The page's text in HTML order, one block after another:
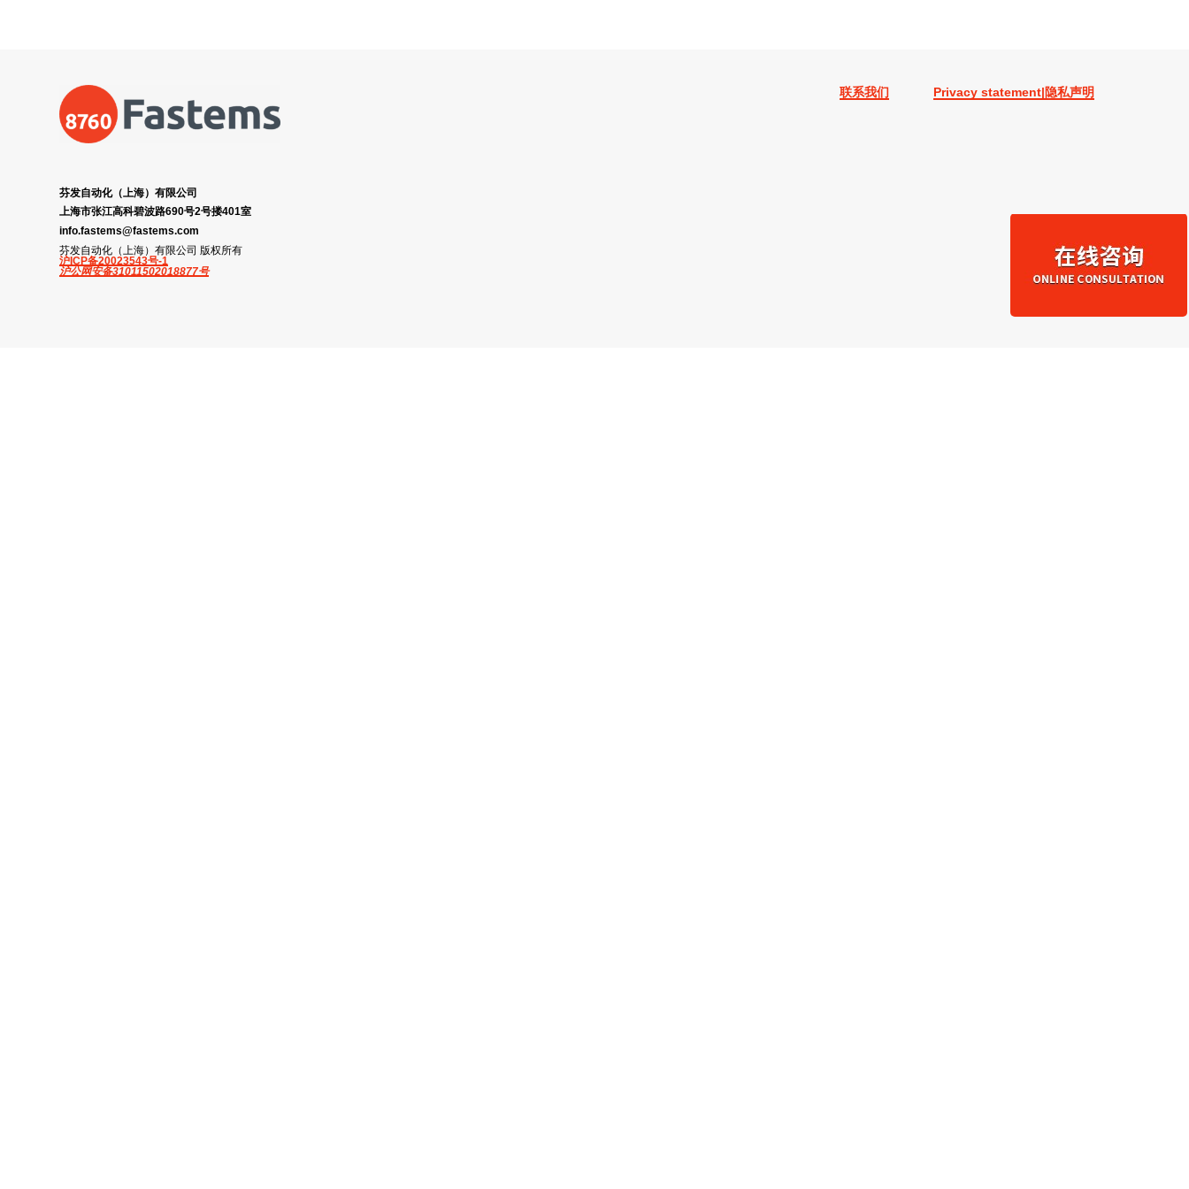
联系我们 Privacy statement|隐私声明
芬发自动化（上海）有限公司
上海市张江高科碧波路690号2号搂401室
info.fastems@fastems.com
芬发自动化（上海）有限公司 版权所有
沪ICP备20023543号-1
沪公网安备31011502018877号